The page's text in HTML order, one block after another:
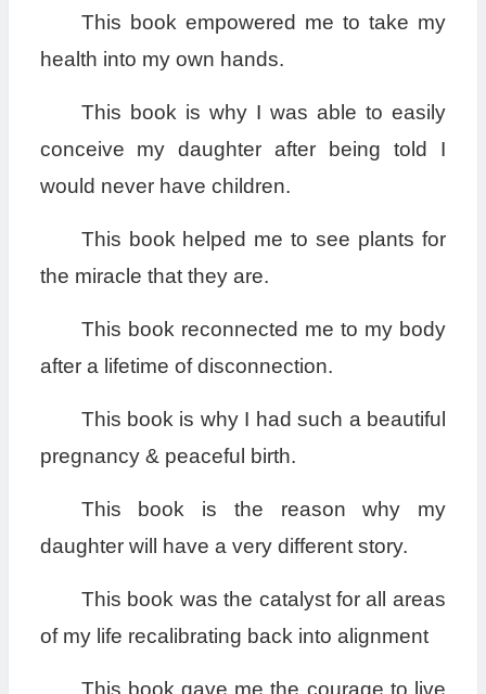
This book empowered me to take my
health into my own hands.
This book is why I was able to easily
conceive my daughter after being told I
would never have children.
This book helped me to see plants for
the miracle that they are.
This book reconnected me to my body
after a lifetime of disconnection.
This book is why I had such a beautiful
pregnancy & peaceful birth.
This book is the reason why my
daughter will have a very different story.
This book was the catalyst for all areas
of my life recalibrating back into alignment